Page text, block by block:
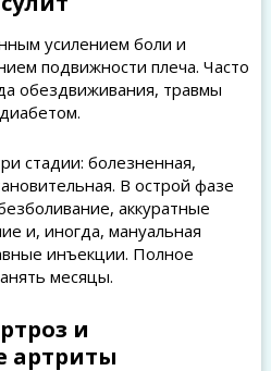
усилением боли и
подвижности плеча. Часто
обездвиживания, травмы
стадии: болезненная,
В острой фазе
аккуратные
и, иногда, мануальная
инъекции. Полное
месяцы.
и
артриты